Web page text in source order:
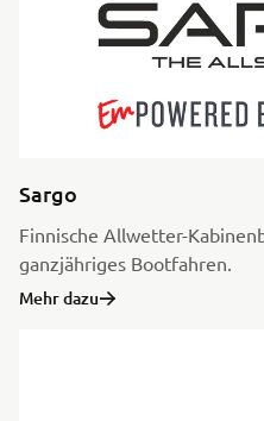
Sargo
Finnische Allwetter-
ganzjähriges Bootfahren.
Mehr dazu